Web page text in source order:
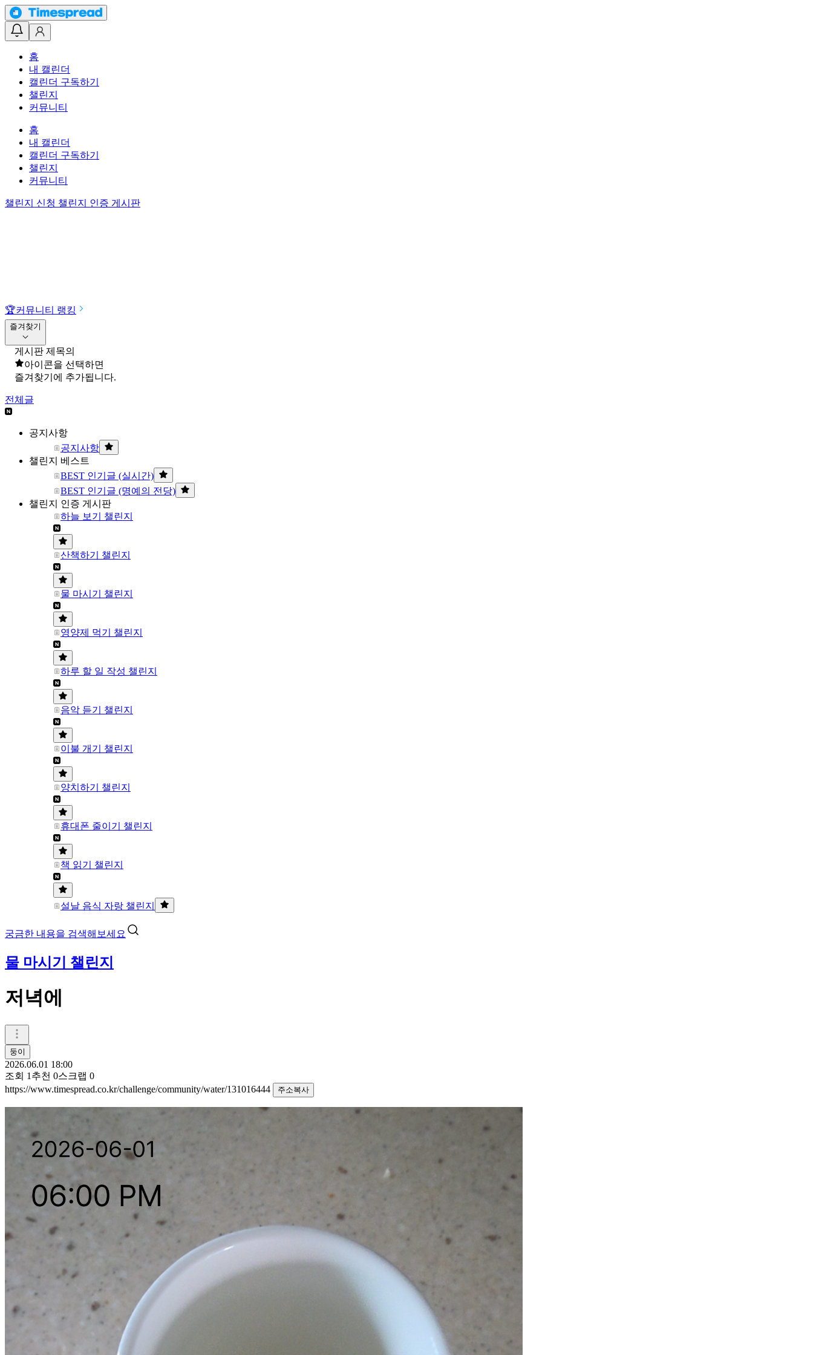
홈
내 캘린더
캘린더 구독하기
챌린지
커뮤니티
홈
내 캘린더
캘린더 구독하기
챌린지
커뮤니티
챌린지 신청 챌린지 인증 게시판
🏆커뮤니티 랭킹
즐겨찾기
게시판 제목의
아이콘을 선택하면
즐겨찾기에 추가됩니다.
전체글
공지사항
공지사항
챌린지 베스트
BEST 인기글 (실시간)
BEST 인기글 (명예의 전당)
챌린지 인증 게시판
하늘 보기 챌린지
산책하기 챌린지
물 마시기 챌린지
영양제 먹기 챌린지
하루 할 일 작성 챌린지
음악 듣기 챌린지
이불 개기 챌린지
양치하기 챌린지
휴대폰 줄이기 챌린지
책 읽기 챌린지
설날 음식 자랑 챌린지
궁금한 내용을 검색해보세요
물 마시기 챌린지
저녁에
둥이
2026.06.01 18:00
조회 1 추천 0스크랩 0
https://www.timespread.co.kr/challenge/community/water/131016444
주소복사